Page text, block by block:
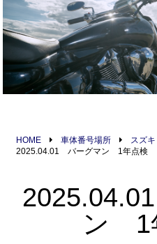
HOME 車体番号場所
スズキ
2025.04.01 バーグマン 1年点検
ン 1